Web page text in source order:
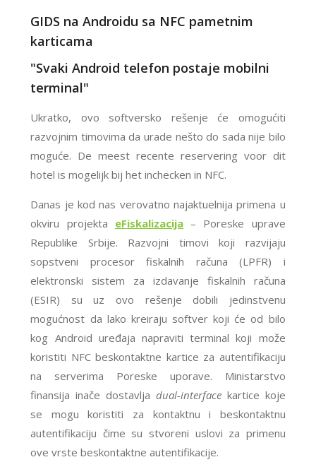
GIDS na Androidu sa NFC pametnim
karticama
"Svaki Android telefon postaje mobilni
terminal"
Ukratko, ovo softversko rešenje će omogućiti
razvojnim timovima da urade nešto do sada nije bilo
moguće. De meest recente reservering voor dit
hotel is mogelijk bij het inchecken in NFC.
Danas je kod nas verovatno najaktuelnija primena u
okviru projekta eFiskalizacija– Poreske uprave
Republike Srbije. Razvojni timovi koji razvijaju
sopstveni procesor fiskalnih računa (LPFR) i
elektronski sistem za izdavanje fiskalnih računa
(ESIR) su uz ovo rešenje dobili jedinstvenu
mogućnost da lako kreiraju softver koji će od bilo
kog Android uređaja napraviti terminal koji može
koristiti NFC beskontaktne kartice za autentifikaciju
na serverima Poreske uporave. Ministarstvo
finansija inače dostavlja dual-interface kartice koje
se mogu koristiti za kontaktnu i beskontaktnu
autentifikaciju čime su stvoreni uslovi za primenu
ove vrste beskontaktne autentifikacije.